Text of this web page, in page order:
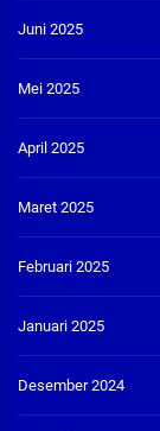
Juni 2025
Mei 2025
April 2025
Maret 2025
Februari 2025
Januari 2025
Desember 2024